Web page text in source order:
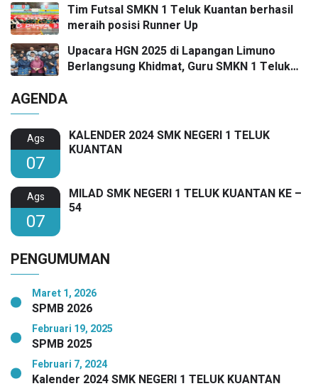
Tim Futsal SMKN 1 Teluk Kuantan berhasil
meraih posisi Runner Up
Upacara HGN 2025 di Lapangan Limuno
Berlangsung Khidmat, Guru SMKN 1 Teluk
AGENDA
Ags
07
KALENDER 2024 SMK NEGERI 1 TELUK
KUANTAN
Ags
07
MILAD SMK NEGERI 1 TELUK KUANTAN KE –
54
PENGUMUMAN
Maret 1, 2026
SPMB 2026
Februari 19, 2025
SPMB 2025
Februari 7, 2024
Kalender 2024 SMK NEGERI 1 TELUK KUANTAN